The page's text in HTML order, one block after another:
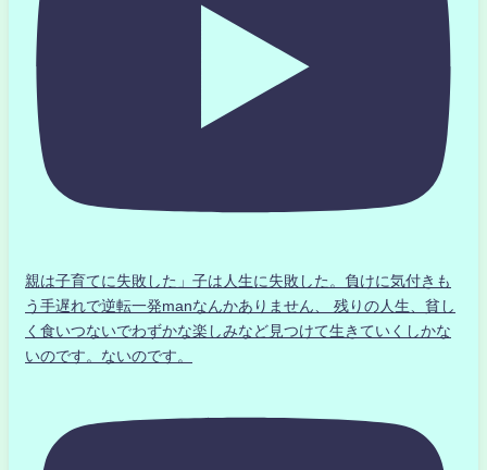
親は子育てに失敗した」子は人生に失敗した。負けに気付きも
う手遅れで逆転一発manなんかありません、 残りの人生、貧し
く食いつないでわずかな楽しみなど見つけて生きていくしかな
いのです。ないのです。